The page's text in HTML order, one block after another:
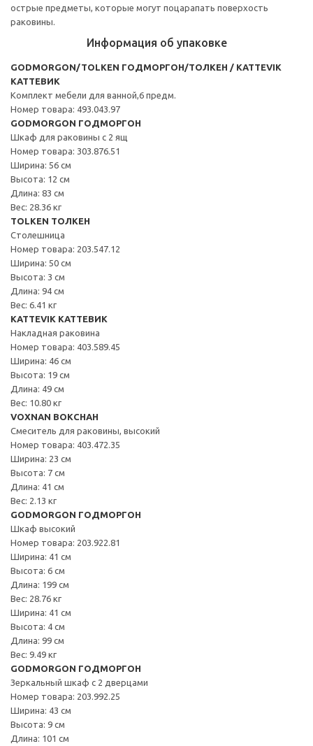
острые предметы, которые могут поцарапать поверхость
раковины.
Информация об упаковке
GODMORGON/TOLKEN ГОДМОРГОН/ТОЛКЕН / KATTEVIK
КАТТЕВИК
Комплект мебели для ванной,6 предм.
Номер товара: 493.043.97
GODMORGON ГОДМОРГОН
Шкаф для раковины с 2 ящ
Номер товара: 303.876.51
Ширина: 56 см
Высота: 12 см
Длина: 83 см
Вес: 28.36 кг
TOLKEN ТОЛКЕН
Столешница
Номер товара: 203.547.12
Ширина: 50 см
Высота: 3 см
Длина: 94 см
Вес: 6.41 кг
KATTEVIK КАТТЕВИК
Накладная раковина
Номер товара: 403.589.45
Ширина: 46 см
Высота: 19 см
Длина: 49 см
Вес: 10.80 кг
VOXNAN ВОКСНАН
Смеситель для раковины, высокий
Номер товара: 403.472.35
Ширина: 23 см
Высота: 7 см
Длина: 41 см
Вес: 2.13 кг
GODMORGON ГОДМОРГОН
Шкаф высокий
Номер товара: 203.922.81
Ширина: 41 см
Высота: 6 см
Длина: 199 см
Вес: 28.76 кг
Ширина: 41 см
Высота: 4 см
Длина: 99 см
Вес: 9.49 кг
GODMORGON ГОДМОРГОН
Зеркальный шкаф с 2 дверцами
Номер товара: 203.992.25
Ширина: 43 см
Высота: 9 см
Длина: 101 см